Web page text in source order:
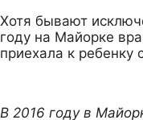
Хотя бывают
году на Майорке
приехала к ребенку
В 2016 году в